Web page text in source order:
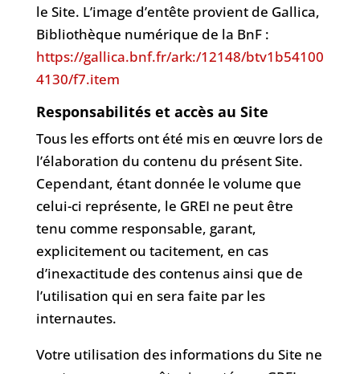
le Site. L’image d’entête provient de Gallica,
Bibliothèque numérique de la BnF :
https://gallica.bnf.fr/ark:/12148/btv1b54100
4130/f7.item
Responsabilités et accès au Site
Tous les efforts ont été mis en œuvre lors de
l’élaboration du contenu du présent Site.
Cependant, étant donnée le volume que
celui-ci représente, le GREI ne peut être
tenu comme responsable, garant,
explicitement ou tacitement, en cas
d’inexactitude des contenus ainsi que de
l’utilisation qui en sera faite par les
internautes.
Votre utilisation des informations du Site ne